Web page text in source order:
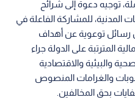
توجيه دعوة إلى شرائح
المدنية، للمشاركة الفاعلة في
رسائل توعوية عن أهداف
المترتبة على الدولة جراء
والبيئية والاقتصادية
والغرامات المنصوص
بحق المخالفين.